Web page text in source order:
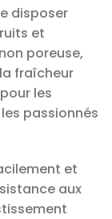
disposer
et
poreuse,
fraîcheur
les
passionnés
et
aux